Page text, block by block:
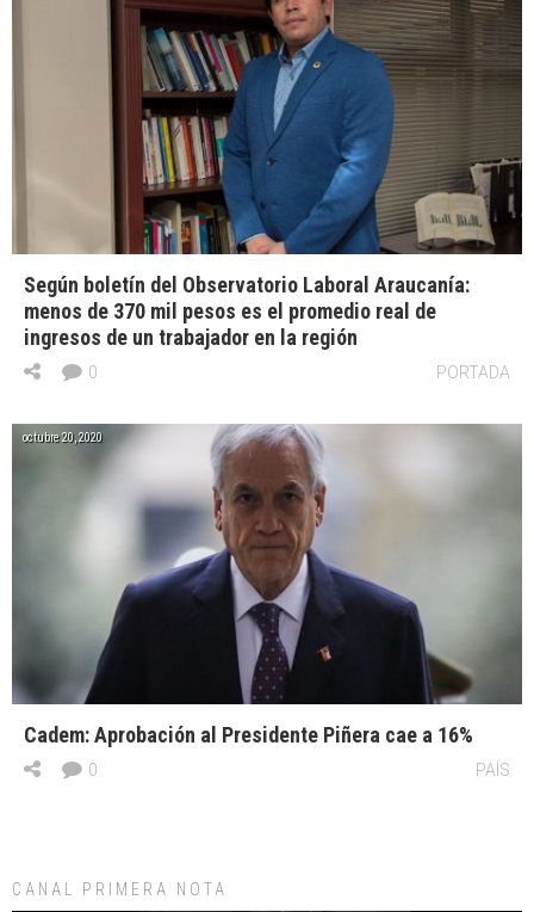
Según boletín del Observatorio Laboral Araucanía:
menos de 370 mil pesos es el promedio real de
ingresos de un trabajador en la región
PORTADA
0
octubre 20, 2020
Cadem: Aprobación al Presidente Piñera cae a 16%
PAÍS
0
CANAL PRIMERA NOTA